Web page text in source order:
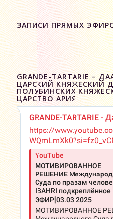
ЗАПИСИ ПРЯМЫХ
GRANDE-TARTARIE –
ЦАРСКИЙ КНЯЖЕСКИЙ
ПОЛУБИНСКИХ
ЦАРСТВО АРИЯ